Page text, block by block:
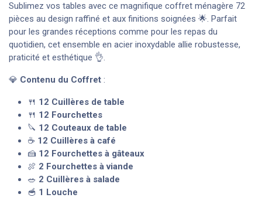
Sublimez vos tables avec ce magnifique coffret ménagère 72
pièces au design raffiné et aux finitions soignées 🌟. Parfait
pour les grandes réceptions comme pour les repas du
quotidien, cet ensemble en acier inoxydable allie robustesse,
praticité et esthétique 👌.
💎 Contenu du Coffret :
🍴 12 Cuillères de table
🍴 12 Fourchettes
🔪 12 Couteaux de table
☕ 12 Cuillères à café
🍰 12 Fourchettes à gâteaux
🍖 2 Fourchettes à viande
🥗 2 Cuillères à salade
🥣 1 Louche